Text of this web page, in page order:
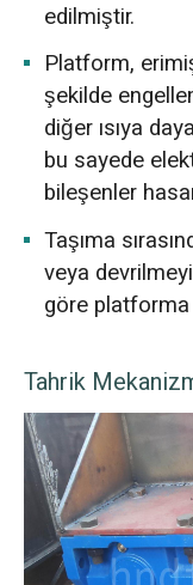
edilmiştir.
Platform,
şekilde
diğer ısıya
bu sayede
bileşenler
Taşıma
veya
göre platforma
Tahrik